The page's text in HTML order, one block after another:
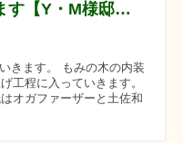
仕上の工程に入っていきます【Y・M様邸の様子】
きます。 もみの木の内装
工程に入っていきます。
オガファーザーと土佐和